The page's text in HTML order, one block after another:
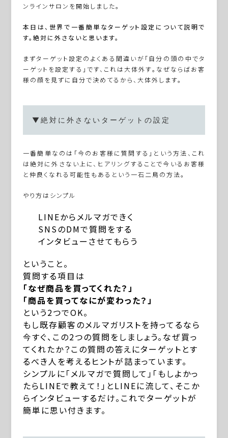
ンラインサロンを開始しました。
本日は、世界で一番簡単なターゲット設定について説明で
す。絶対に外さないと思います。
まずターゲット設定のよくある間違いが「自分の頭の中でタ
ーゲットを設定する」です、これは大体外す。なぜならばお客
様の顔を見ずに自分で決めてるから、大体外します。
▼絶対に外さないターゲットの設定
一番簡単なのは「今のお客様に質問する」という方法、これ
は絶対に外さない上に、ヒアリングすることで今いるお客様
と仲良くなれる可能性もあるという一石二鳥の方法。
やり方はシンプル
LINEからメルマガできく
SNSのDMで質問をする
インタビューさせてもらう
ということ。
質問する項目は
「なぜ商品を買ってくれた？」
「商品を買ってなにが変わった？」
という2つでOK。
もし既存顧客のメルマガリストを持ってるなら
今すぐ、この2つの質問をしましょう。なぜ買っ
てくれたか？この質問の答えにターゲットとす
るべき人を考えるヒントが詰まっています。
シンプルに「メルマガで質問して」「もしよかっ
たらLINEで教えて！」とLINEに流して、そこか
らインタビューするだけ。これでターゲットが
簡単に思い付きます。